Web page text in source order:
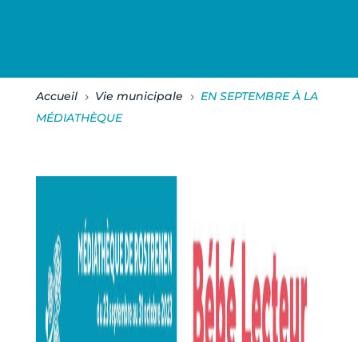
Accueil 5 Vie municipale 5 EN SEPTEMBRE À LA
MÉDIATHÈQUE